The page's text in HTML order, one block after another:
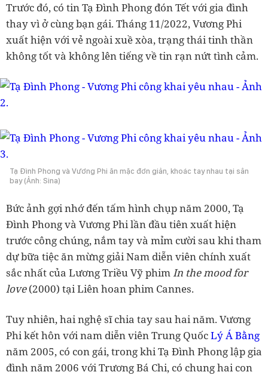
Trước đó, có tin Tạ Đình Phong đón Tết với gia đình
thay vì ở cùng bạn gái. Tháng 11/2022, Vương Phi
xuất hiện với vẻ ngoài xuề xòa, trạng thái tinh thần
không tốt và không lên tiếng về tin rạn nứt tình cảm.
Tạ Đình Phong và Vương Phi ăn mặc đơn giản, khoác tay nhau tại sân
bay (Ảnh: Sina)
Bức ảnh gợi nhớ đến tấm hình chụp năm 2000, Tạ
Đình Phong và Vương Phi lần đầu tiên xuất hiện
trước công chúng, nắm tay và mỉm cười sau khi tham
dự bữa tiệc ăn mừng giải Nam diễn viên chính xuất
sắc nhất của Lương Triều Vỹ phimIn the mood for
love(2000) tại Liên hoan phim Cannes.
Tuy nhiên, hai nghệ sĩ chia tay sau hai năm. Vương
Phi kết hôn với nam diễn viên Trung QuốcLý Á Bằng
năm 2005, có con gái, trong khi Tạ Đình Phong lập gia
đình năm 2006 với Trương Bá Chi, có chung hai con